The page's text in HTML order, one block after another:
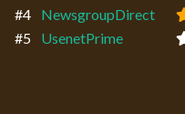
#4
NewsgroupDirect
#5
UsenetPrime